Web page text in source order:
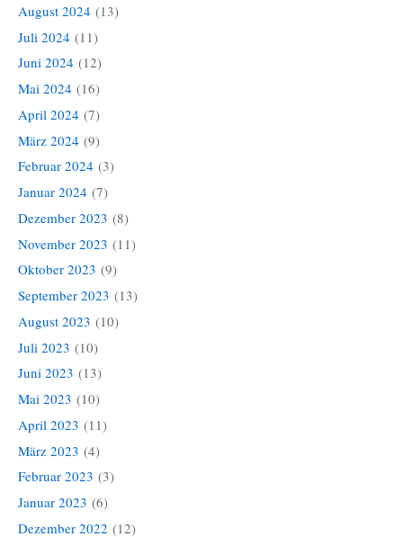
August 2024 (13)
Juli 2024 (11)
Juni 2024 (12)
Mai 2024 (16)
April 2024 (7)
März 2024 (9)
Februar 2024 (3)
Januar 2024 (7)
Dezember 2023 (8)
November 2023 (11)
Oktober 2023 (9)
September 2023 (13)
August 2023 (10)
Juli 2023 (10)
Juni 2023 (13)
Mai 2023 (10)
April 2023 (11)
März 2023 (4)
Februar 2023 (3)
Januar 2023 (6)
Dezember 2022 (12)